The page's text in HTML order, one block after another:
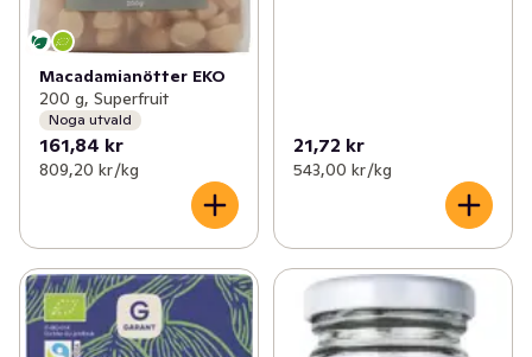
Macadamianötter EKO
200 g, Superfruit
Noga utvald
161,84 kr
809,20 kr /kg
21,72 kr
543,00 kr /kg